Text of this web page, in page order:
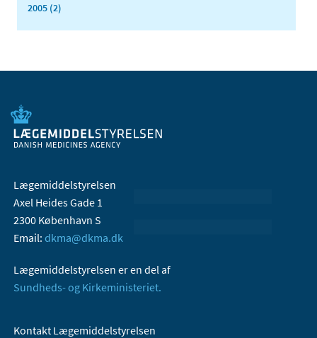
2005 (2)
Lægemiddelstyrelsen
Axel Heides Gade 1
2300 København S
Email: dkma@dkma.dk
Lægemiddelstyrelsen er en del af
Sundheds- og Kirkeministeriet.
Kontakt Lægemiddelstyrelsen